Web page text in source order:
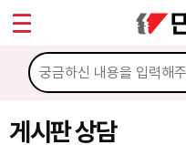
게시판 상담
마이페이지
소개
소식